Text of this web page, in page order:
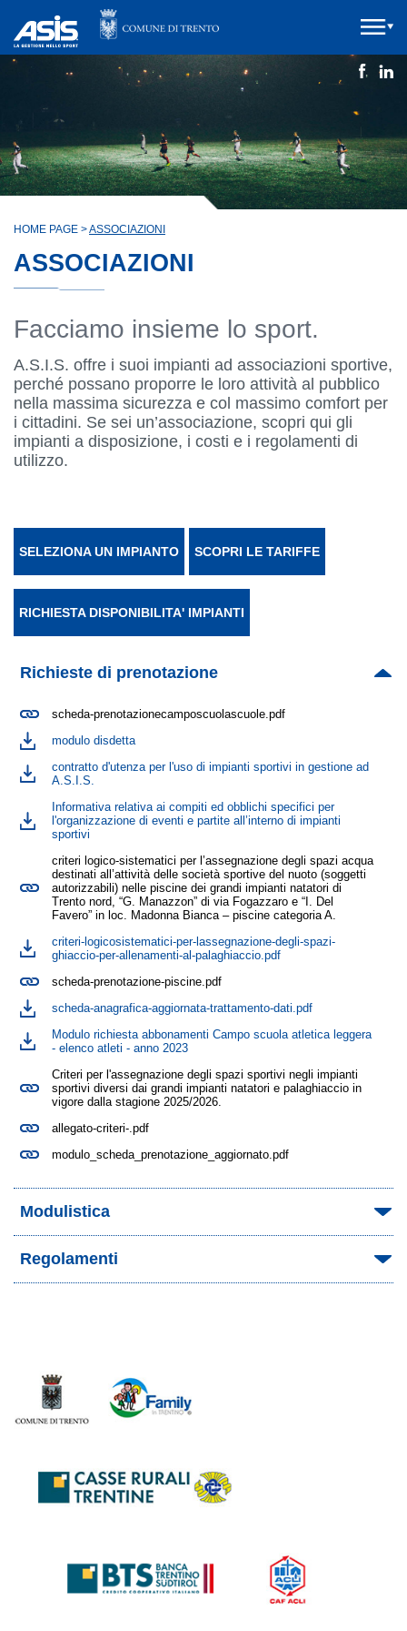
HOME PAGE >ASSOCIAZIONI
ASSOCIAZIONI
Facciamo insieme lo sport.
A.S.I.S. offre i suoi impianti ad associazioni sportive,
perché possano proporre le loro attività al pubblico
nella massima sicurezza e col massimo comfort per
i cittadini. Se sei un’associazione, scopri qui gli
impianti a disposizione, i costi e i regolamenti di
utilizzo.
SELEZIONA UN IMPIANTO SCOPRI LE TARIFFE
RICHIESTA DISPONIBILITA' IMPIANTI
Richieste di prenotazione
scheda-prenotazionecamposcuolascuole.pdf
modulo disdetta
contratto d'utenza per l'uso di impianti sportivi in gestione ad
A.S.I.S.
Informativa relativa ai compiti ed obblichi specifici per
l'organizzazione di eventi e partite all’interno di impianti
sportivi
criteri logico-sistematici per l’assegnazione degli spazi acqua
destinati all’attività delle società sportive del nuoto (soggetti
autorizzabili) nelle piscine dei grandi impianti natatori di
Trento nord, “G. Manazzon” di via Fogazzaro e “I. Del
Favero” in loc. Madonna Bianca – piscine categoria A.
criteri-logicosistematici-per-lassegnazione-degli-spazi-
ghiaccio-per-allenamenti-al-palaghiaccio.pdf
scheda-prenotazione-piscine.pdf
scheda-anagrafica-aggiornata-trattamento-dati.pdf
Modulo richiesta abbonamenti Campo scuola atletica leggera
- elenco atleti - anno 2023
Criteri per l'assegnazione degli spazi sportivi negli impianti
sportivi diversi dai grandi impianti natatori e palaghiaccio in
vigore dalla stagione 2025/2026.
allegato-criteri-.pdf
modulo_scheda_prenotazione_aggiornato.pdf
Modulistica
Regolamenti